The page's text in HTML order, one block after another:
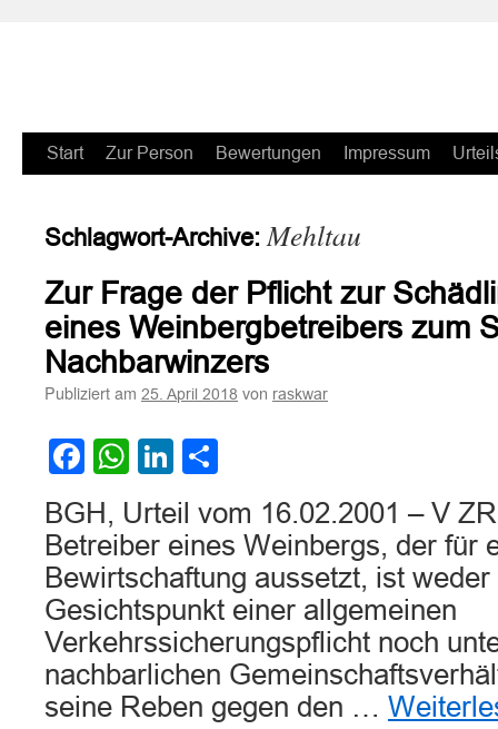
Zum
springen
Start Zur Person Bewertungen Impressum
Schlagwort-Archive:Mehltau
Zur Frage der Pflicht zur
eines Weinbergbetreibers zum
Nachbarwinzers
Publiziert am 25. April 2018 von raskwar
Facebook
WhatsApp
LinkedIn
BGH, Urteil vom 16.02.2001 – V
Betreiber eines Weinbergs, der für
Bewirtschaftung aussetzt, ist
Gesichtspunkt einer allgemeinen
Verkehrssicherungspflicht noch
nachbarlichen
seine Reben gegen den …